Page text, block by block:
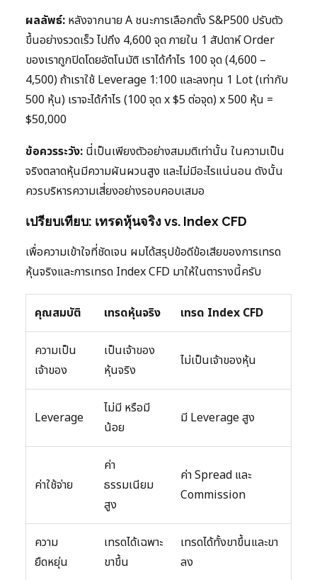
ผลลัพธ์: หลังจากนาย A ชนะการเลือกตั้ง S&P500 ปรับตัว
ขึ้นอย่างรวดเร็ว ไปถึง 4,600 จุด ภายใน 1 สัปดาห์ Order
ของเราถูกปิดโดยอัตโนมัติ เราได้กำไร 100 จุด (4,600 –
4,500) ถ้าเราใช้ Leverage 1:100 และลงทุน 1 Lot (เท่ากับ
500 หุ้น) เราจะได้กำไร (100 จุด x $5 ต่อจุด) x 500 หุ้น =
$50,000
ข้อควรระวัง: นี่เป็นเพียงตัวอย่างสมมติเท่านั้น ในความเป็น
จริงตลาดหุ้นมีความผันผวนสูง และไม่มีอะไรแน่นอน ดังนั้น
ควรบริหารความเสี่ยงอย่างรอบคอบเสมอ
เปรียบเทียบ: เทรดหุ้นจริง vs. Index CFD
เพื่อความเข้าใจที่ชัดเจน ผมได้สรุปข้อดีข้อเสียของการเทรด
หุ้นจริงและการเทรด Index CFD มาให้ในตารางนี้ครับ
คุณสมบัติ เทรดหุ้นจริง เทรด Index CFD
ความเป็น
เจ้าของ
เป็นเจ้าของ
หุ้นจริง
ไม่เป็นเจ้าของหุ้น
Leverage
ไม่มี หรือมี
น้อย
มี Leverage สูง
ค่าใช้จ่าย
ค่า
ธรรมเนียม
สูง
ค่า Spread และ
Commission
ความ
ยืดหยุ่น
เทรดได้เฉพาะ
ขาขึ้น
เทรดได้ทั้งขาขึ้นและขา
ลง